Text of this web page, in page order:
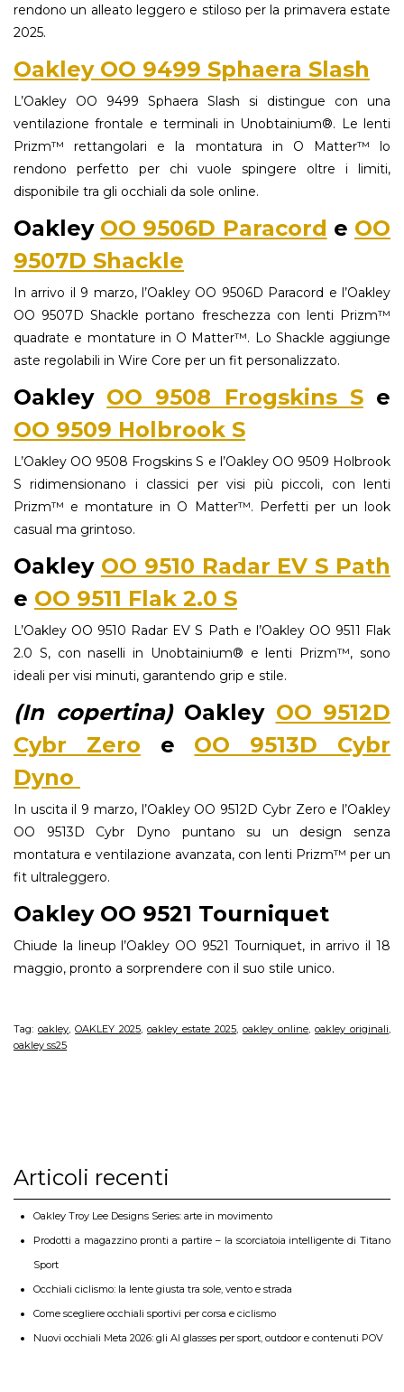
rendono un alleato leggero e stiloso per la primavera estate
2025.
Oakley OO 9499 Sphaera Slash
L’Oakley OO 9499 Sphaera Slash si distingue con una
ventilazione frontale e terminali in Unobtainium®. Le lenti
Prizm™ rettangolari e la montatura in O Matter™ lo
rendono perfetto per chi vuole spingere oltre i limiti,
disponibile tra gli occhiali da sole online.
Oakley OO 9506D Paracord e OO
9507D Shackle
In arrivo il 9 marzo, l’Oakley OO 9506D Paracord e l’Oakley
OO 9507D Shackle portano freschezza con lenti Prizm™
quadrate e montature in O Matter™. Lo Shackle aggiunge
aste regolabili in Wire Core per un fit personalizzato.
Oakley OO 9508 Frogskins Se
OO 9509 Holbrook S
L’Oakley OO 9508 Frogskins S e l’Oakley OO 9509 Holbrook
S ridimensionano i classici per visi più piccoli, con lenti
Prizm™ e montature in O Matter™. Perfetti per un look
casual ma grintoso.
Oakley OO 9510 Radar EV S Path
e OO 9511 Flak 2.0 S
L’Oakley OO 9510 Radar EV S Path e l’Oakley OO 9511 Flak
2.0 S, con naselli in Unobtainium® e lenti Prizm™, sono
ideali per visi minuti, garantendo grip e stile.
(In copertina)Oakley OO 9512D
Cybr Zero e OO 9513D Cybr
Dyno
In uscita il 9 marzo, l’Oakley OO 9512D Cybr Zero e l’Oakley
OO 9513D Cybr Dyno puntano su un design senza
montatura e ventilazione avanzata, con lenti Prizm™ per un
fit ultraleggero.
Oakley OO 9521 Tourniquet
Chiude la lineup l’Oakley OO 9521 Tourniquet, in arrivo il 18
maggio, pronto a sorprendere con il suo stile unico.
Tag: oakley OAKLEY 2025 oakley estate 2025 oakley online oakley originali
oakley ss25
Articoli recenti
Oakley Troy Lee Designs Series: arte in movimento
Prodotti a magazzino pronti a partire – la scorciatoia intelligente di Titano
Sport
Occhiali ciclismo: la lente giusta tra sole, vento e strada
Come scegliere occhiali sportivi per corsa e ciclismo
Nuovi occhiali Meta 2026: gli AI glasses per sport, outdoor e contenuti POV